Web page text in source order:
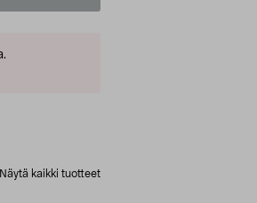
Näytä kaikki tuotteet